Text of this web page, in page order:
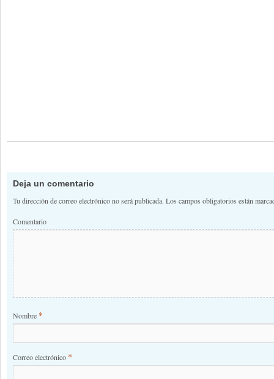
Deja un comentario
Tu dirección de correo electrónico no será publicada. Los campos obligatorios están
Comentario
Nombre *
Correo electrónico *